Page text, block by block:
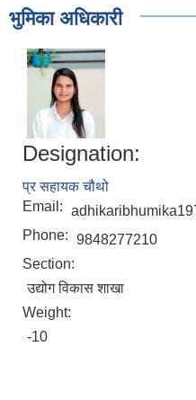
भुमिका अधिकारी
Designation:
प्र सहायक चौथो
Email:
Phone: 9848277210
Section:
उद्योग विकास शाखा
Weight:
-10